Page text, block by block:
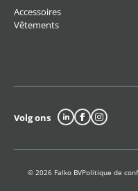
Accessoires
Vêtements
Volg ons
© 2026 Falko BVPolitique de